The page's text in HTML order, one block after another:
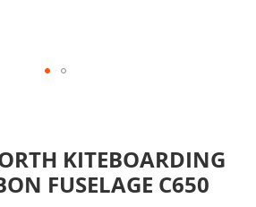
KITEBOARDING
FUSELAGE C650